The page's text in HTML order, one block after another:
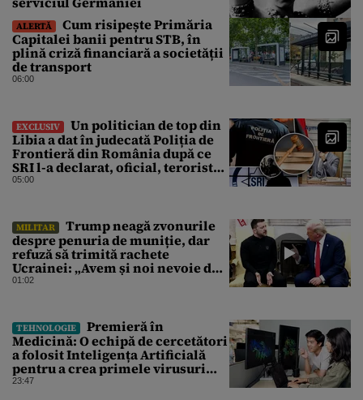
ALERTĂ
Cum risipește Primăria
Capitalei banii pentru STB, în
plină criză financiară a societății
de transport
06:00
EXCLUSIV
Un politician de top din
Libia a dat în judecată Poliția de
Frontieră din România după ce
SRI l-a declarat, oficial, terorist
ISIS
05:00
MILITAR
Trump neagă zvonurile
despre penuria de muniție, dar
refuză să trimită rachete
Ucrainei: „Avem și noi nevoie de
rachete”
01:02
TEHNOLOGIE
Premieră în
Medicină: O echipă de cercetători
a folosit Inteligența Artificială
pentru a crea primele virusuri
sintetice la tratarea de E.coli
23:47